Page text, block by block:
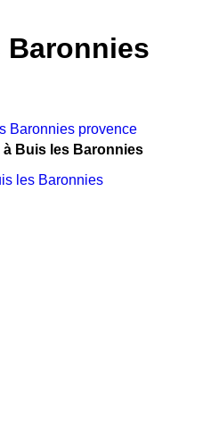
Baronnies
à Buis les Baronnies
les Baronnies